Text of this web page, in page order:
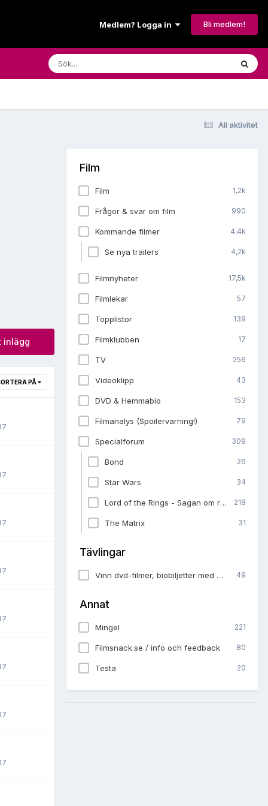
Medlem? Logga in Bli medlem!
All aktivitet
inlägg
PÅ
Film
Film 1,2k
Frågor & svar om film 990
Kommande filmer 4,4k
Se nya trailers 4,2k
Filmnyheter 17,5k
Filmlekar 57
Topplistor 139
Filmklubben 17
TV 256
Videoklipp 43
DVD & Hemmabio 153
Filmanalys (Spoilervarning!) 79
Specialforum 309
Bond 26
Star Wars 34
Lord of the Rings - Sagan om ringen 218
The Matrix 31
Tävlingar
Vinn dvd-filmer, biobiljetter med mera i våra tävlingar 49
Annat
Mingel 221
Filmsnack.se / info och feedback 80
Testa 20